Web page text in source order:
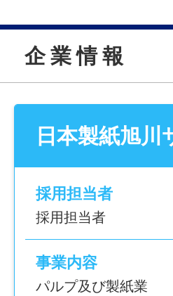
手グループの安定基
境です。
食品用紙器の原紙な
す。
＜具体的には＞
・機械を使った包装作
・製品情報のラベル作
企 業 情 報
日本製紙旭
採用担当者
採用担当者
事業内容
パルプ及び製紙業